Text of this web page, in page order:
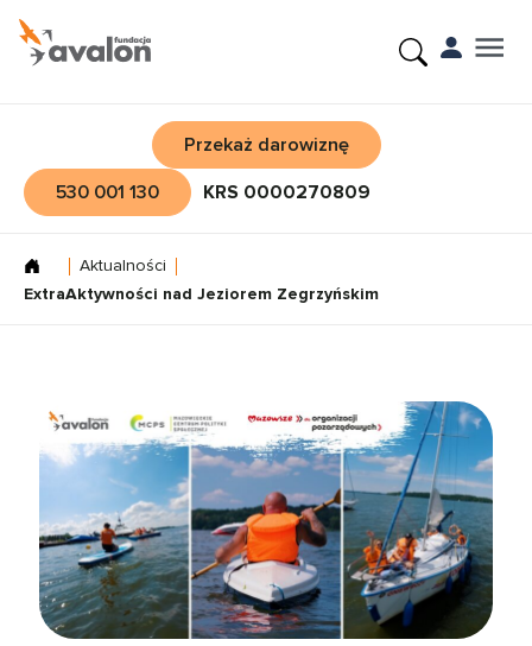
Przekaż darowiznę
530 001 130
KRS 0000270809
Aktualności
ExtraAktywności nad Jeziorem Zegrzyńskim